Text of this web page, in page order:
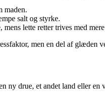
maden.
salt og styrke.
lette retter trives med
men en del af glæden
ny drue, et andet land eller